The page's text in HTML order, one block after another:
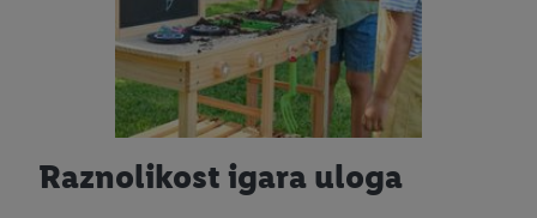
Raznolikost igara uloga